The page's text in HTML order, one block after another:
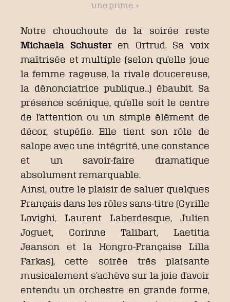
une prime. »
Notre chouchoute de la soirée reste
Michaela Schusteren Ortrud. Sa voix
maîtrisée et multiple (selon qu’elle joue
la femme rageuse, la rivale doucereuse,
la dénonciatrice publique…) ébaubit. Sa
présence scénique, qu’elle soit le centre
de l’attention ou un simple élément de
décor, stupéfie. Elle tient son rôle de
salope avec une intégrité, une constance
et un savoir-faire dramatique
absolument remarquable.
Ainsi, outre le plaisir de saluer quelques
Français dans les rôles sans-titre (Cyrille
Lovighi, Laurent Laberdesque, Julien
Joguet, Corinne Talibart, Laetitia
Jeanson et la Hongro-Française Lilla
Farkas), cette soirée très plaisante
musicalement s’achève sur la joie d’avoir
entendu un orchestre en grande forme,